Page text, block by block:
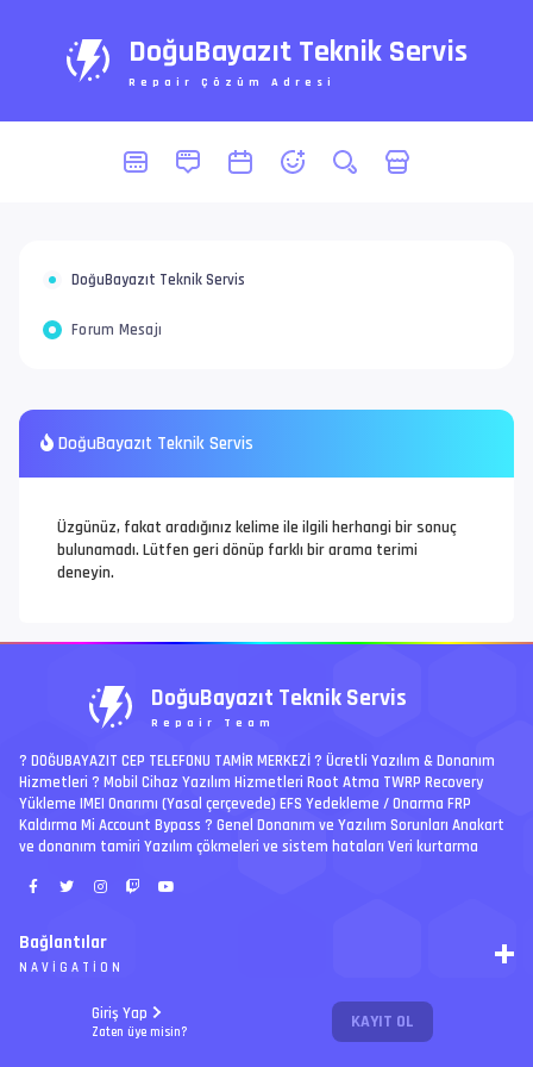
DoğuBayazıt Teknik Servis
Repair Çözüm Adresi
Giriş Yap
Zaten üye misin? KAYIT OL
DoğuBayazıt Teknik Servis
Forum Mesajı
DoğuBayazıt Teknik Servis
Üzgünüz, fakat aradığınız kelime ile ilgili herhangi bir sonuç
bulunamadı. Lütfen geri dönüp farklı bir arama terimi
deneyin.
DoğuBayazıt Teknik Servis
Repair Team
? DOĞUBAYAZIT CEP TELEFONU TAMİR MERKEZİ ?️ Ücretli Yazılım & Donanım
Hizmetleri ? Mobil Cihaz Yazılım Hizmetleri Root Atma TWRP Recovery
Yükleme IMEI Onarımı (Yasal çerçevede) EFS Yedekleme / Onarma FRP
Kaldırma Mi Account Bypass ? Genel Donanım ve Yazılım Sorunları Anakart
ve donanım tamiri Yazılım çökmeleri ve sistem hataları Veri kurtarma
Bağlantılar
NAVIGATION
Ücretli İşler | Paid Jobs